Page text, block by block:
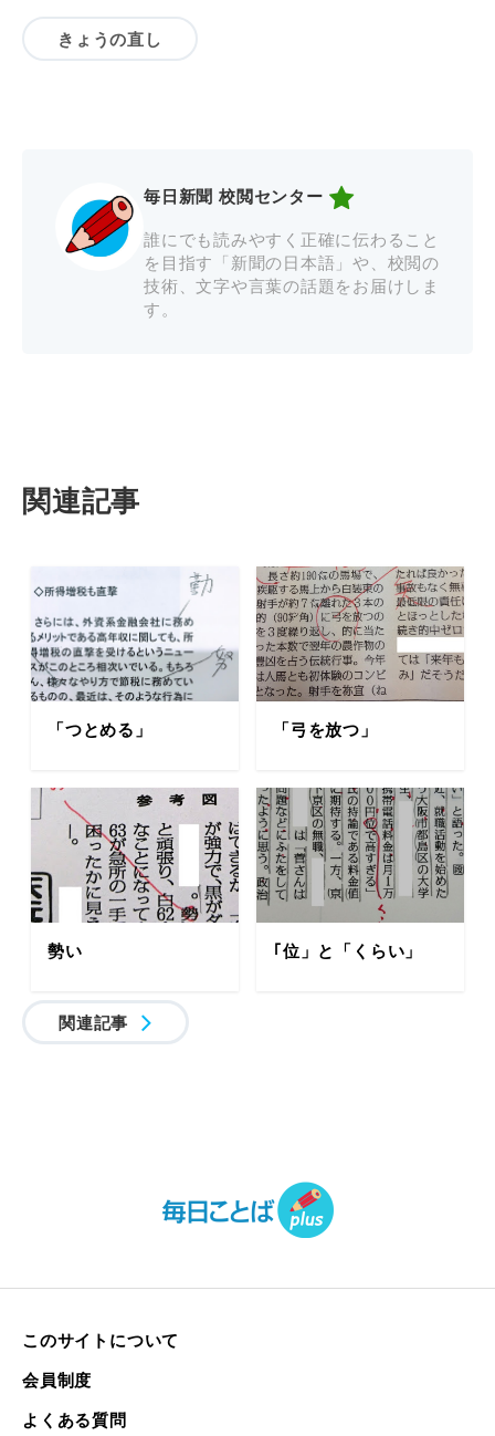
きょうの直し
毎日新聞 校閲センター
誰にでも読みやすく正確に伝わること
を目指す「新聞の日本語」や、校閲の
技術、文字や言葉の話題をお届けしま
す。
関連記事
「つとめる」 「弓を放つ」
勢い ｢位」と「くらい」
関連記事
このサイトについて
会員制度
よくある質問